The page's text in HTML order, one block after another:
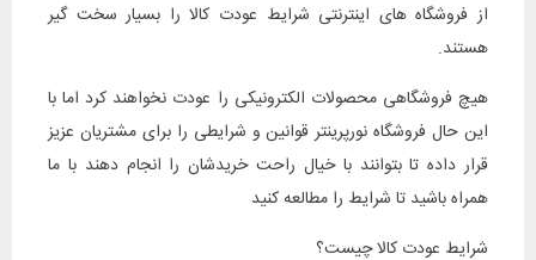
از فروشگاه های اینترنتی شرایط عودت کالا را بسیار سخت گیر
هستند.
هیچ فروشگاهی محصولات الکترونیکی را عودت نخواهند کرد اما با
این حال فروشگاه نورپرینتر قوانین و شرایطی را برای مشتریان عزیز
قرار داده تا بتوانند با خیال راحت خریدشان را انجام دهند با ما
همراه باشید تا شرایط را مطالعه کنید
شرایط عودت کالا چیست؟